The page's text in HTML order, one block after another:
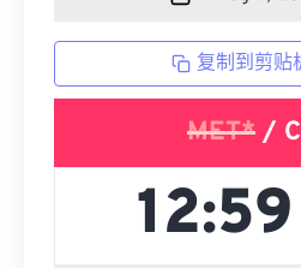
复制到剪贴
MET* /